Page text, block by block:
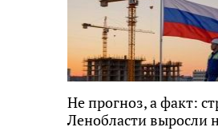
Не прогноз, а факт:
Ленобласти выросли